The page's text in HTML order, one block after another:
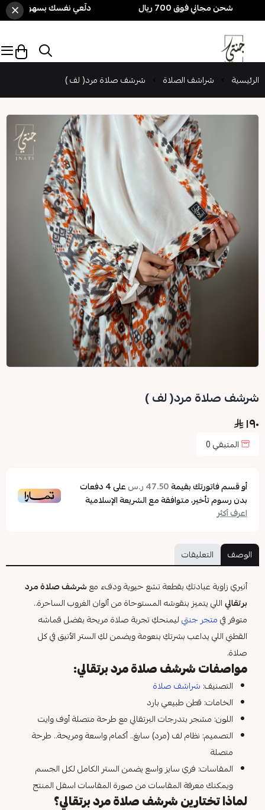
دلّعي نفسك بسهولة! 3 قطع بـ 250 ريال فقط 🎁 + شحن مجاني فوق 700 ريال ×
الرئيسية شراشف الصلاة شرشف صلاة مرد( لف )
شرشف صلاة مرد( لف )
١٩٠
المتبقي0
أو قسم فاتورتك بقيمة47.50 ر.س على4دفعات
بدون رسوم تأخير، متوافقة مع الشريعة الإسلامية
اعرف أكثر
الوصف التعليقات
أنيري زاوية عبادتكِ بقطعة تشع حيوية ودفء معشرشف صلاة مرد
برتقالياللي يتميز بنقوشه المستوحاة من ألوان الغروب الساحرة..
متوفر فيمتجر جنتيليمنحكِ تجربة صلاة مريحة بفضل قماشه
القطني اللي يداعب بشرتكِ بنعومة ويضمن لكِ الستر الأنيق في كل
صلاة.
مواصفات شرشف صلاة مرد برتقالي:
التصنيف: شراشف صلاة
الخامات: قطن طبيعي بارد
اللون: مشجر بتدرجات البرتقالي مع طرحة متصلة أوف وايت
التصميم: نظام لف (مرد) سابغ.. أكمام واسعة ومريحة.. طرحة
متصلة
المقاسات: فري سايز واسع يضمن الستر الكامل لكل الجسم
ويمكنك معرفة المقاسات من صورة المقاسات اسفل المنتج
لماذا تختارين شرشف صلاة مرد برتقالي؟